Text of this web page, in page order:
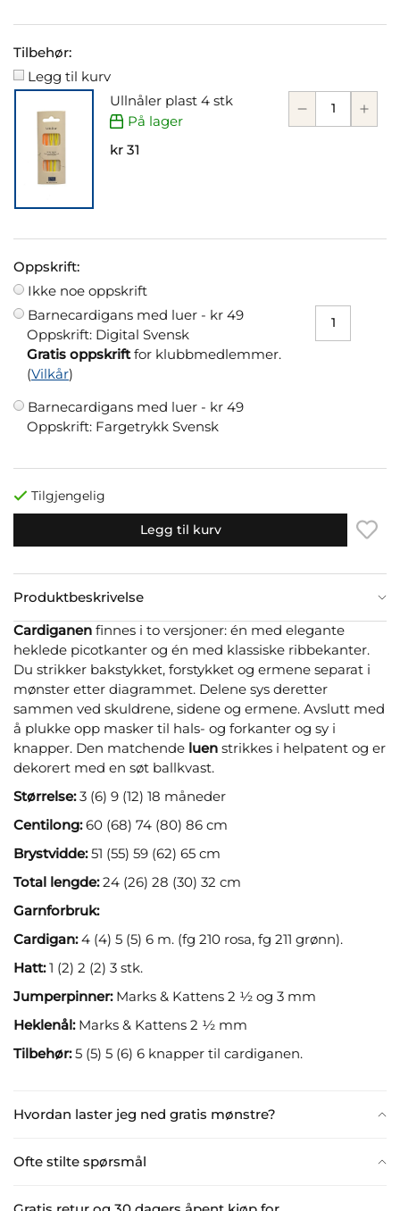
Tilbehør:
Legg til kurv
Ullnåler plast 4 stk
På lager
kr 31
Oppskrift:
Ikke noe oppskrift
Barnecardigans med luer - kr 49
Oppskrift: Digital Svensk
Gratis oppskriftfor klubbmedlemmer.
(Vilkår)
Barnecardigans med luer - kr 49
Oppskrift: Fargetrykk Svensk
Tilgjengelig
Legg til kurv
Produktbeskrivelse
Hvordan laster jeg ned gratis mønstre?
Ofte stilte spørsmål
Cardiganen finnes i to versjoner: én med elegante
heklede picotkanter og én med klassiske ribbekanter.
Du strikker bakstykket, forstykket og ermene separat i
mønster etter diagrammet. Delene sys deretter
sammen ved skuldrene, sidene og ermene. Avslutt med
å plukke opp masker til hals- og forkanter og sy i
knapper. Den matchende luen strikkes i helpatent og er
dekorert med en søt ballkvast.
Størrelse:3 (6) 9 (12) 18 måneder
Centilong:60 (68) 74 (80) 86 cm
Brystvidde:51 (55) 59 (62) 65 cm
Total lengde:24 (26) 28 (30) 32 cm
Garnforbruk:
Cardigan:4 (4) 5 (5) 6 m. (fg 210 rosa, fg 211 grønn).
Hatt:1 (2) 2 (2) 3 stk.
Jumperpinner:Marks & Kattens 2 ½ og 3 mm
Heklenål:Marks & Kattens 2 ½ mm
Tilbehør:5 (5) 5 (6) 6 knapper til cardiganen.